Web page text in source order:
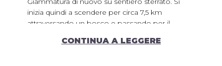
inizia quindi a scendere per circa 7,5 km
attraversando un bosco e passando per il
cominciare l'ultima salita fino ai 677 mslm del
CONTINUA A LEGGERE